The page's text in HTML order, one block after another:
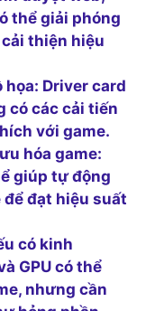
thể giải phóng
thiện hiệu
họa: Driver card
có các cải tiến
với game.
hóa game:
giúp tự động
đạt hiệu suất
có kinh
GPU có thể
nhưng cần